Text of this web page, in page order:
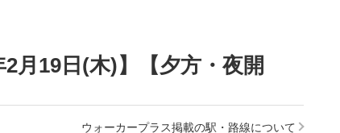
月19日(木)】【夕方・夜開
ウォーカープラス掲載の駅・路線について